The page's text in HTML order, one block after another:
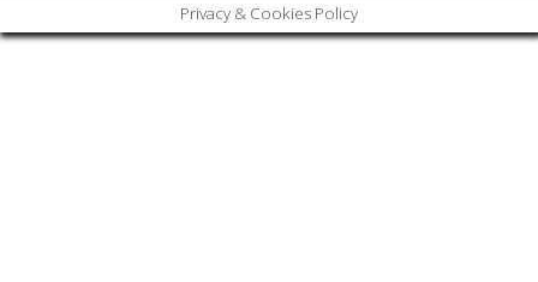
Privacy & Cookies Policy